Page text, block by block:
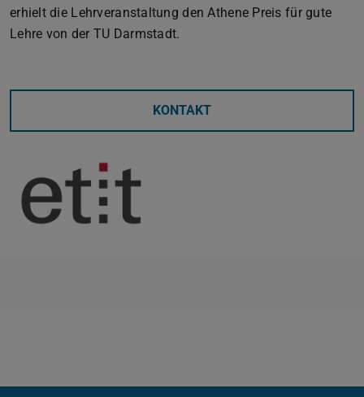
erhielt die Lehrveranstaltung den Athene Preis für gute
Lehre von der TU Darmstadt.
KONTAKT